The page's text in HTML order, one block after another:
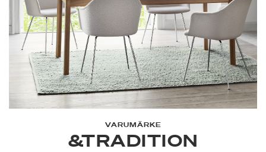
VARUMÄRKE
&TRADITION